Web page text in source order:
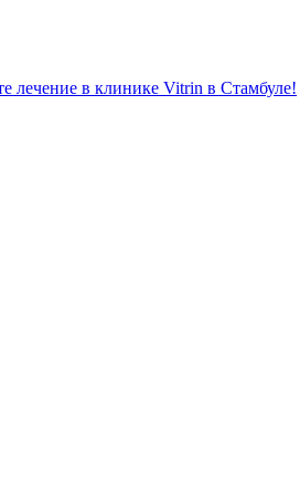
лечение в клинике Vitrin в Стамбуле!